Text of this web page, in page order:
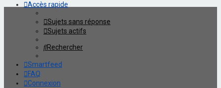
Accès rapide
Sujets sans réponse
Sujets actifs
Rechercher
Smartfeed
FAQ
Connexion